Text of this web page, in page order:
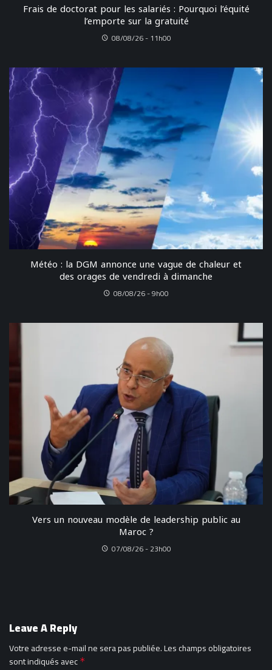
Frais de doctorat pour les salariés : Pourquoi l’équité
l’emporte sur la gratuité
08/08/26 - 11h00
Météo : la DGM annonce une vague de chaleur et
des orages de vendredi à dimanche
08/08/26 - 9h00
Vers un nouveau modèle de leadership public au
Maroc ?
07/08/26 - 23h00
Leave A Reply
Votre adresse e-mail ne sera pas publiée.Les champs obligatoires
sont indiqués avec *